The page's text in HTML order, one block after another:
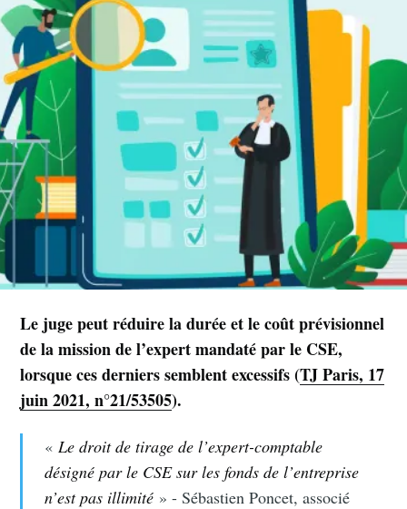
Le juge peut réduire la durée et le coût prévisionnel
de la mission de l’expert mandaté par le CSE,
lorsque ces derniers semblent excessifs (TJ Paris, 17
juin 2021, n°21/53505).
« Le droit de tirage de l’expert-comptable
désigné par le CSE sur les fonds de l’entreprise
n’est pas illimité » - Sébastien Poncet, associé